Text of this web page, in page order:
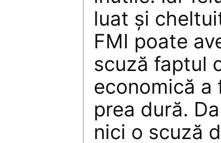
luat şi
FMI poate
scuză faptul
economică a
prea dură.
nici o scuză